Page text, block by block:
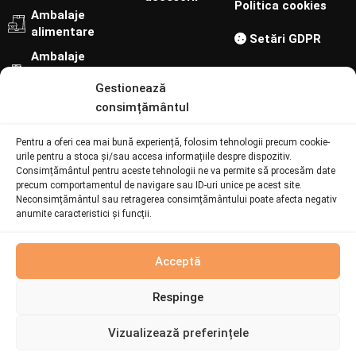
Gestionează
consimțământul
Pentru a oferi cea mai bună experiență, folosim tehnologii precum cookie-
urile pentru a stoca și/sau accesa informațiile despre dispozitiv.
Consimțământul pentru aceste tehnologii ne va permite să procesăm date
precum comportamentul de navigare sau ID-uri unice pe acest site.
Neconsimțământul sau retragerea consimțământului poate afecta negativ
anumite caracteristici și funcții.
Acceptă
Respinge
Vizualizează preferințele
Ambalaje
alimentare
Ambalaje
Politica cookies
Setări GDPR
Urmărește-ne pe:
Contact
073 094 6692
online@batiatus.ro
Șoseaua București - Urziceni 259, Afumați 901003
MCreative
Produs
comandă
produs este